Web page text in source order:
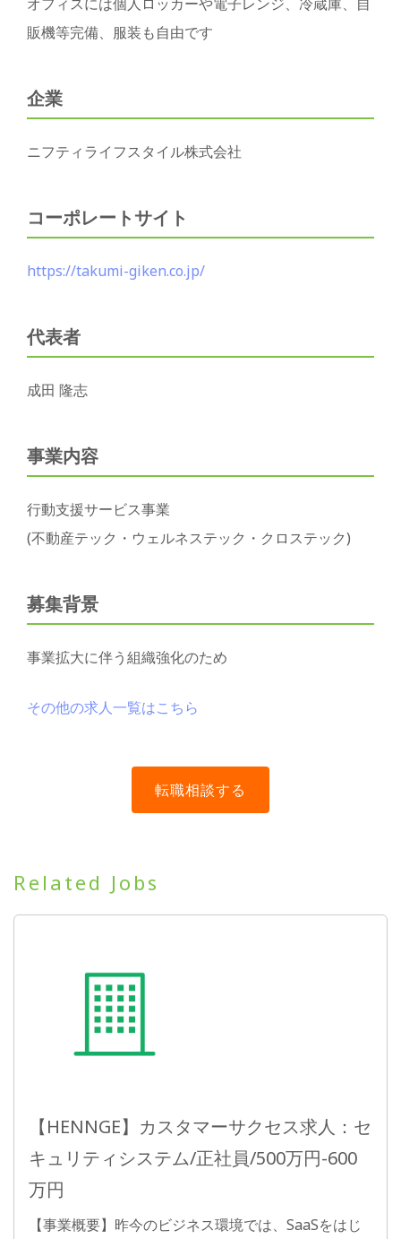
オフィスには個人ロッカーや電子レンジ、冷蔵庫、自
販機等完備、服装も自由です
企業
ニフティライフスタイル株式会社
コーポレートサイト
https://takumi-giken.co.jp/
代表者
成田 隆志
事業内容
行動支援サービス事業
(不動産テック・ウェルネステック・クロステック)
募集背景
事業拡大に伴う組織強化のため
その他の求人一覧はこちら
Related Jobs
【HENNGE】カスタマーサクセス求人：セ
キュリティシステム/正社員/500万円-600
万円
【事業概要】昨今のビジネス環境では、SaaSをはじ